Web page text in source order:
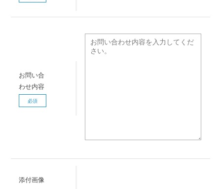
お問い合
わせ内容
必須
添付画像